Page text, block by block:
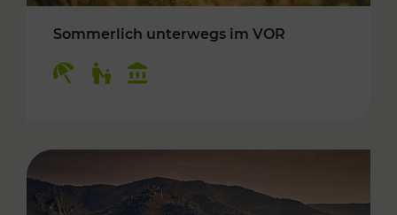
Sommerlich unterwegs im VOR